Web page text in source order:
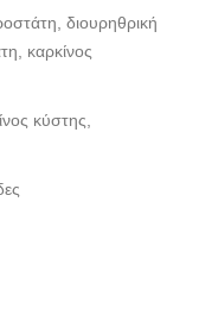
διουρηθρική
καρκίνος
κύστης,